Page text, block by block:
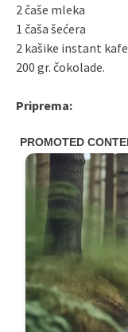
2 čaše mleka
1 čaša šećera
2 kašike instant kafe
200 gr. čokolade.
Priprema: